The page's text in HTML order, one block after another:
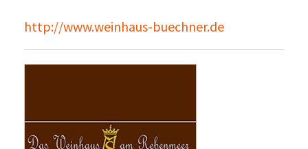
http://www.weinhaus-buechner.de